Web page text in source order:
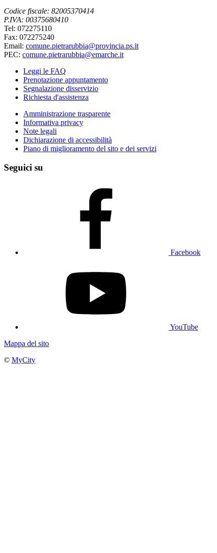
Codice fiscale: 82005370414
P.IVA: 00375680410
Tel: 072275110
Fax: 072275240
Email: comune.pietrarubbia@provincia.ps.it
PEC: comune.pietrarubbia@emarche.it
Leggi le FAQ
Prenotazione appuntamento
Segnalazione disservizio
Richiesta d'assistenza
Amministrazione trasparente
Informativa privacy
Note legali
Dichiarazione di accessibilità
Piano di miglioramento del sito e dei servizi
Seguici su
Facebook
YouTube
Mappa del sito
© MyCity